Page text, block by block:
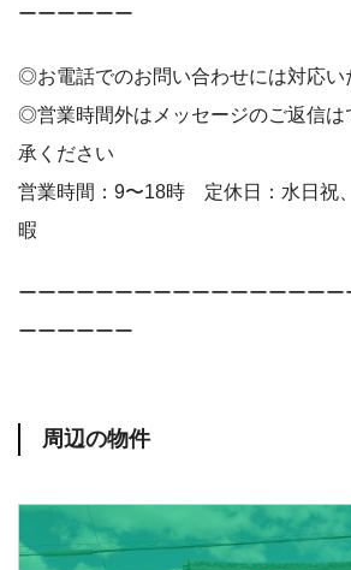
ーーーーーー
◎お電話でのお問い合わせには対応い
◎営業時間外はメッセージのご返信は
承ください
営業時間：9〜18時 定休日：水日祝
暇
ーーーーーーーーーーーーーーーー
ーーーーーー
周辺の物件